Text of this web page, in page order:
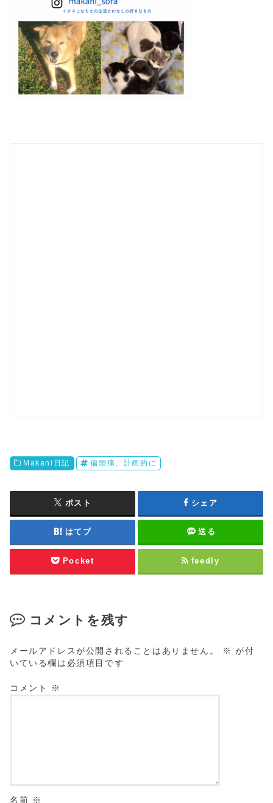
Makani日記 偏頭痛、計画的に
ポスト シェア
はてブ 送る
Pocket feedly
コメントを残す
メールアドレスが公開されることはありません。 ※ が付
いている欄は必須項目です
コメント ※
名前 ※